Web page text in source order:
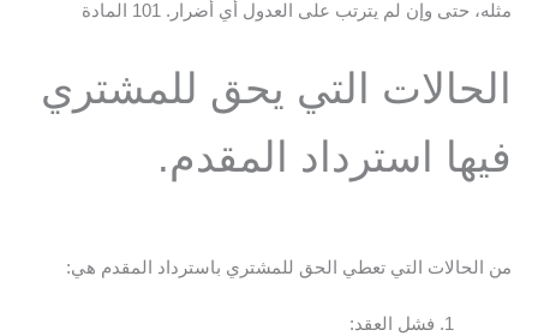
مثله، حتى وإن لم يترتب على العدول أي أضرار. 101 المادة
الحالات التي يحق للمشتري
فيها استرداد المقدم.
من الحالات التي تعطي الحق للمشتري باسترداد المقدم هي:
فشل العقد: